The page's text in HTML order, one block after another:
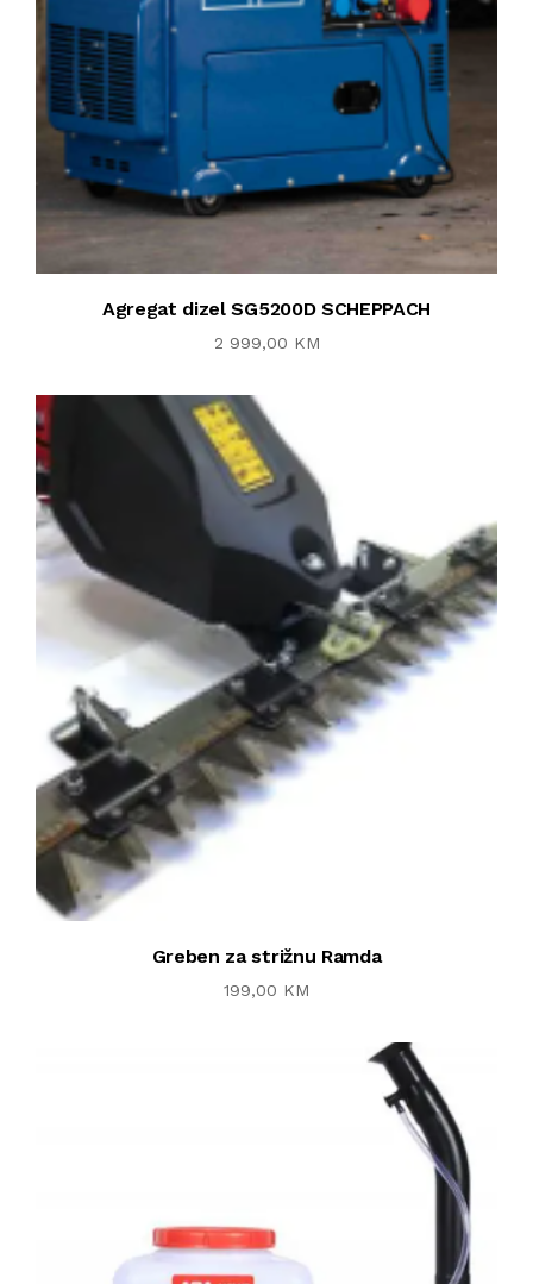
Agregat dizel SG5200D SCHEPPACH
2 999,00 KM
Greben za strižnu Ramda
199,00 KM